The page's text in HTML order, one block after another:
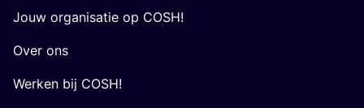
Jouw organisatie op COSH!
Over ons
Werken bij COSH!